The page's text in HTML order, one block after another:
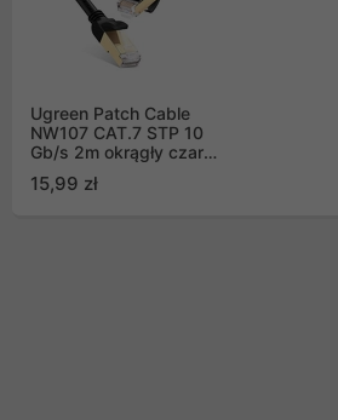
Ugreen Patch Cable
NW107 CAT.7 STP 10
Gb/s 2m okrągły czarny
15,99 zł